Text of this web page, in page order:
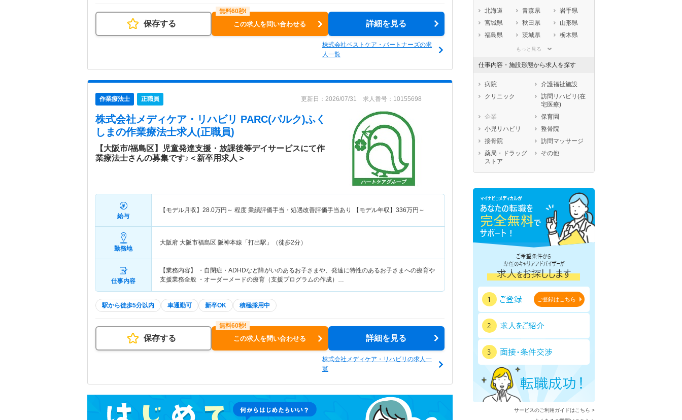
保存する この求人を問い合わせる 詳細を見る
株式会社ベストケア・パートナーズの求
人一覧
作業療法士 正職員 更新日：2026/07/31 求人番号：10155698
株式会社メディケア・リハビリ PARC(パルク)ふく
しまの作業療法士求人(正職員)
【大阪市/福島区】児童発達支援・放課後等デイサービスにて作
業療法士さんの募集です♪＜新卒用求人＞
給与
【モデル月収】 28.0万円～ 程度 業績評価手当・処遇改善評価手当あり 【モデル年収】 336万円～
勤務地
大阪府 大阪市福島区 阪神本線「打出駅」（徒歩2分）
仕事内容
【業務内容】 ・自閉症・ADHDなど障がいのあるお子さまや、発達に特性のあるお子さまへの療育や
支援業務全般 ・オーダーメードの療育（支援プログラムの作成）…
駅から徒歩5分以内 車通勤可 新卒OK 積極採用中
保存する この求人を問い合わせる 詳細を見る
株式会社メディケア・リハビリの求人一
覧
北海道 青森県
岩手県
宮城県
秋田県
山形県
福島県
茨城県
栃木県
埼玉県
石川県
福井県
岐阜県
静岡県
愛知県
三重県
大阪府
兵庫県
奈良県
鳥取県
島根県
広島県
山口県
徳島県
香川県
愛媛県
もっと見る
仕事内容・施設形態から求人を探す
病院
介護福祉施設
クリニック
訪問リハビリ(在
宅医療)
企業
保育園
小児リハビリ
整骨院
接骨院
訪問マッサージ
薬局・ドラッグ
ストア
その他
ご登録はこちら
サービスのご利用ガイドはこちら >